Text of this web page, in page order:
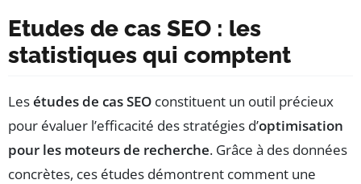
Etudes de cas SEO : les
statistiques qui comptent
Lesétudes de cas SEO constituent un outil précieux
pour évaluer l’efficacité des stratégies d’optimisation
pour les moteurs de recherche. Grâce à des données
concrètes, ces études démontrent comment une